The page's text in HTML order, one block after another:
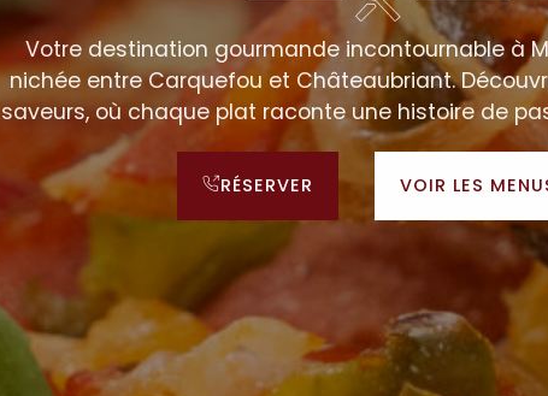
Votre destination gourmande incontournable à
nichée entre Carquefou et Châteaubriant.
saveurs, où chaque plat raconte une histoire de
RÉSERVER VOIR LES